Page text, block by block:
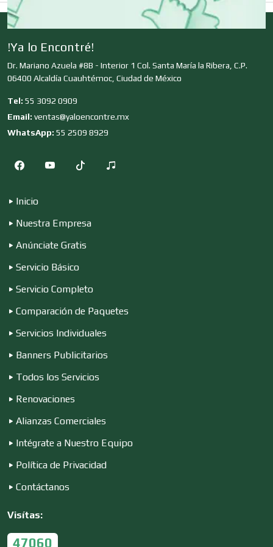
Cocinas Integrales
Compresores de aire
Conferencias Empresariales
Control de Plagas
Conversiones Automotrices
Copiadoras
!Ya lo Encontré!
Dr. Mariano Azuela #8B - Interior 1 Col. Santa María la Ribera, C.P.
06400 Alcaldía Cuauhtémoc, Ciudad de México
Tel: 55 3092 0909
Email: ventas@yaloencontre.mx
WhatsApp: 55 2509 8929
Inicio
Nuestra Empresa
Anúnciate Gratis
Servicio Básico
Servicio Completo
Comparación de Paquetes
Servicios Individuales
Banners Publicitarios
Todos los Servicios
Renovaciones
Alianzas Comerciales
Intégrate a Nuestro Equipo
Política de Privacidad
Contáctanos
Visítas:
47060